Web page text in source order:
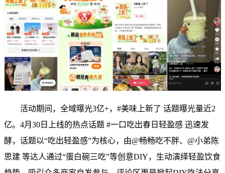
活动期间，全域曝光3亿+，#美味上新了 话题曝光量近2
亿。4月30日上线的热点话题 #一口吃出春日轻盈感 迅速发
酵，话题以“吃出轻盈感”为核心，由@畅畅吃不胖、@小弟陈
思建 等达人通过“蛋白碗三吃”等创意DIY，生动演绎轻盈饮食